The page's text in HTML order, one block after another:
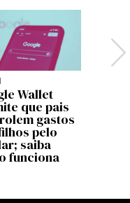
Wallet
que pais
gastos
pelo
saiba
funciona